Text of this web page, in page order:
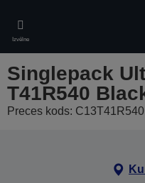
main
content
Izvēlne
Singlepack
T41R540
Preces kods: C13T41R540